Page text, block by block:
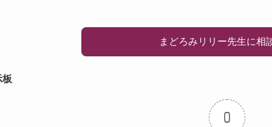
まどろみリリー先生に相
板
0